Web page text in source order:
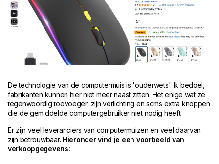
De technologie van de computermuis is 'ouderwets'. Ik bedoel,
fabrikanten kunnen hier niet meer naast zitten. Het enige wat ze
tegenwoordig toevoegen zijn verlichting en soms extra knoppen
die de gemiddelde computergebruiker niet nodig heeft.
Er zijn veel leveranciers van computermuizen en veel daarvan
zijn betrouwbaar. Hieronder vind je een voorbeeld van
verkoopgegevens: